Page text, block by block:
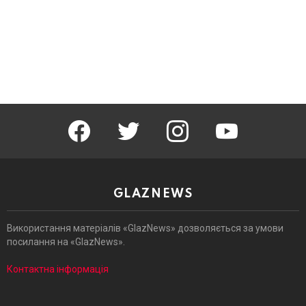
facebook twitter instagram youtube
GLAZNEWS
Використання матеріалів «GlazNews» дозволяється за умови
посилання на «GlazNews».
Контактна інформація